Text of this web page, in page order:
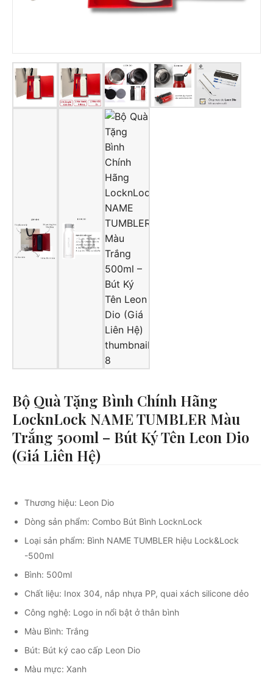
Bộ Quà Tặng Bình Chính Hãng
LocknLock NAME TUMBLER Màu
Trắng 500ml – Bút Ký Tên Leon Dio
(Giá Liên Hệ)
Thương hiệu: Leon Dio
Dòng sản phẩm: Combo Bút Bình LocknLock
Loại sản phẩm: Bình NAME TUMBLER hiệu Lock&Lock
-500ml
Bình: 500ml
Chất liệu: Inox 304, nắp nhựa PP, quai xách silicone dẻo
Công nghệ: Logo in nổi bật ở thân bình
Màu Bình: Trắng
Bút: Bút ký cao cấp Leon Dio
Màu mực: Xanh